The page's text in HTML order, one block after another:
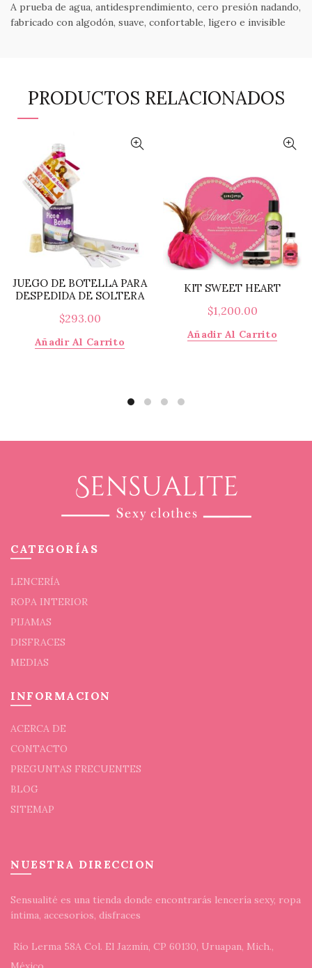
A prueba de agua, antidesprendimiento, cero presión nadando,
fabricado con algodón, suave, confortable, ligero e invisible
PRODUCTOS RELACIONADOS
JUEGO DE BOTELLA PARA
DESPEDIDA DE SOLTERA
$293.00
Añadir Al Carrito
KIT SWEET HEART
$1,200.00
Añadir Al Carrito
CATEGORÍAS
LENCERÍA
ROPA INTERIOR
PIJAMAS
DISFRACES
MEDIAS
INFORMACION
ACERCA DE
CONTACTO
PREGUNTAS FRECUENTES
BLOG
SITEMAP
NUESTRA DIRECCION
Sensualité es una tienda donde encontrarás lencería sexy, ropa
íntima, accesorios, disfraces
Río Lerma 58A Col. El Jazmín, CP 60130, Uruapan, Mich.,